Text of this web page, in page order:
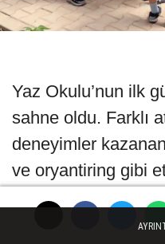
Yaz Okulu’nun ilk
sahne oldu. Farklı
deneyimler
ve oryantiring gibi
eğlendi. Doğayla iç
gününde çocuklar